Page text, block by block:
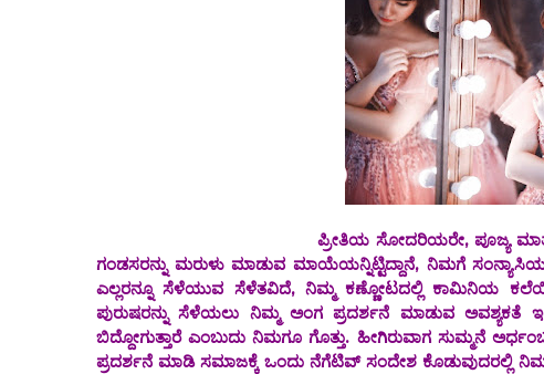
ಪ್ರೀತಿಯ ಸೋದರಿಯರೇ, ಪೂಜ್ಯ ಮಾತೆಯರೇ, ನಿಮಗೆ
ಗಂಡಸರನ್ನು ಮರುಳು ಮಾಡುವ ಮಾಯೆಯನ್ನಿಟ್ಟಿದ್ದಾನೆ, ನಿಮಗೆ
ಎಲ್ಲರನ್ನೂ ಸೆಳೆಯುವ ಸೆಳೆತವಿದೆ, ನಿಮ್ಮ ಕಣ್ಣೋಟದಲ್ಲಿ ಕಾಮಿನಿಯ
ಪುರುಷರನ್ನು ಸೆಳೆಯಲು ನಿಮ್ಮ ಅಂಗ ಪ್ರದರ್ಶನೆ ಮಾಡುವ ಅವಶ್ಯಕತೆ
ಬಿದ್ದೋಗುತ್ತಾರೆ ಎಂಬುದು ನಿಮಗೂ ಗೊತ್ತು. ಹೀಗಿರುವಾಗ ಸುಮ್ಮನೆ
ಪ್ರದರ್ಶನೆ ಮಾಡಿ ಸಮಾಜಕ್ಕೆ ಒಂದು ನೆಗೆಟಿವ್ ಸಂದೇಶ ಕೊಡುವುದರಲ್ಲಿ